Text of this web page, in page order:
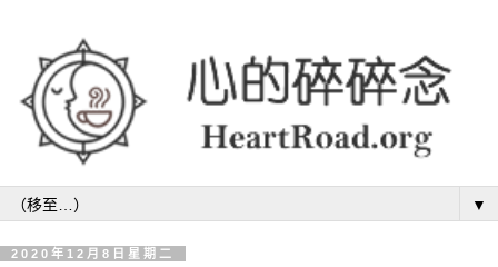
▼
2020年12月8日星期二